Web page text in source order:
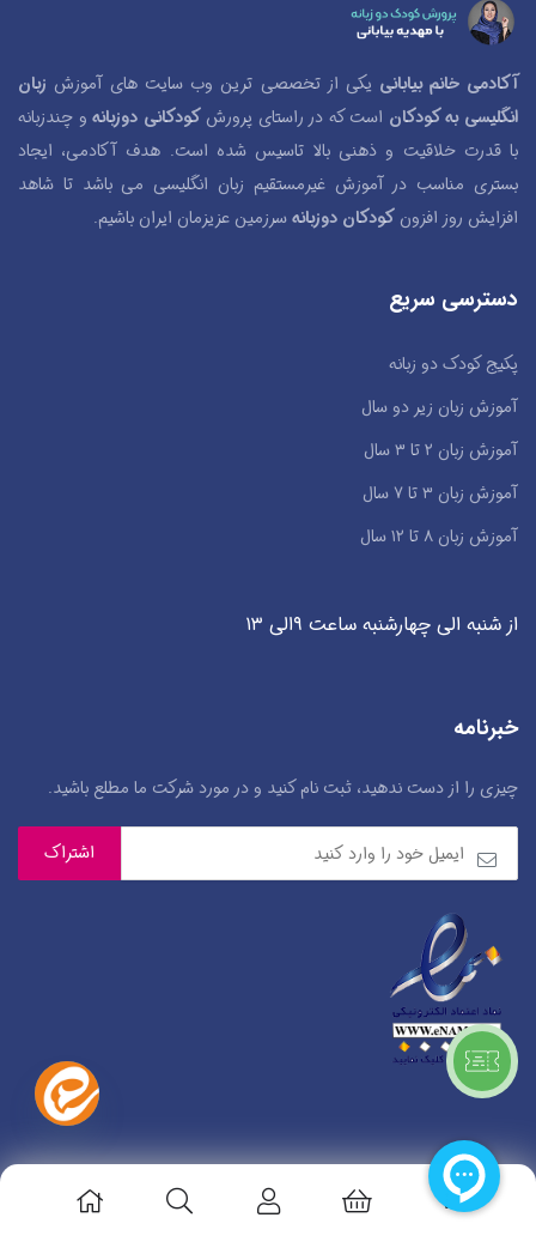
آکادمی خانم بیابانی یکی از تخصصی ترین وب سایت های آموزش زبان
انگلیسی به کودکان است که در راستای پرورشکودکانی دوزبانهو چندزبانه
با قدرت خلاقیت و ذهنی بالا تاسیس شده است. هدف آکادمی، ایجاد
بستری مناسب در آموزش غیرمستقیم زبان انگلیسی می باشد تا شاهد
افزایش روز افزون کودکان دوزبانهسرزمین عزیزمان ایران باشیم.
دسترسی سریع
پکیج کودک دو زبانه
آموزش زبان زیر دو سال
آموزش زبان ۲ تا ۳ سال
آموزش زبان ۳ تا ۷ سال
آموزش زبان ۸ تا ۱۲ سال
از شنبه الی چهارشنبه ساعت ۹الی ۱۳
خبرنامه
چیزی را از دست ندهید، ثبت نام کنید و در مورد شرکت ما مطلع باشید.
© 1401. تمامی حقوق مادی معنوی سایت متعلق به خانم مهدیه بیابانی